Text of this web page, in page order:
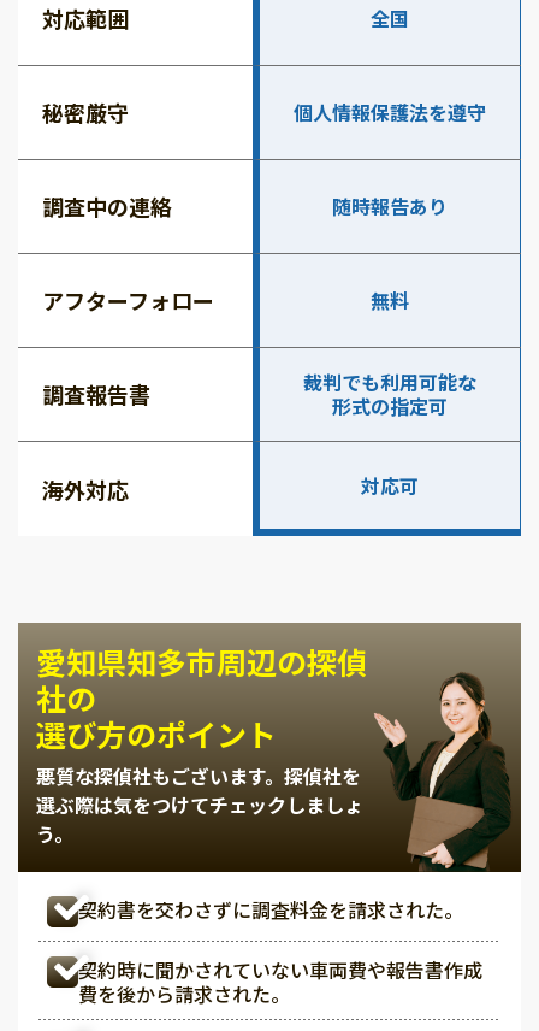
対応範囲 全国
秘密厳守 個人情報保護法を遵守
調査中の連絡 随時報告あり
アフターフォロー 無料
調査報告書
裁判でも利用可能な
形式の指定可
海外対応 対応可
愛知県知多市周辺の探偵
社の
選び方のポイント
悪質な探偵社もございます。 探偵社を
選ぶ際は気をつけてチェックしましょ
う。
契約書を交わさずに調査料金を請求された。
契約時に聞かされていない車両費や報告書作成
費を後から請求された。